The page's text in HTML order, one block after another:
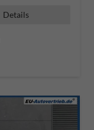
Details